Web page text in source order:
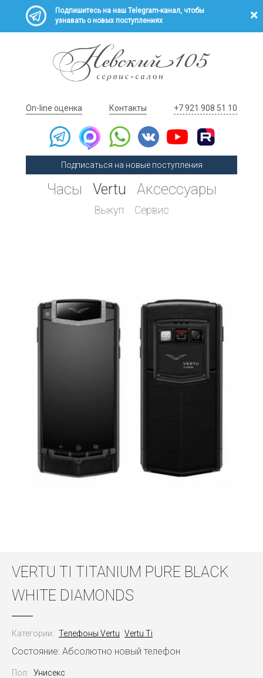
Подпишитесь на наш Telegram-канал, чтобы
узнавать о новых поступлениях
On-line оценка Контакты +7 921 908 51 10
Подписаться на новые поступления
Часы Vertu Аксессуары
Выкуп Сервис
VERTU TI TITANIUM PURE BLACK
WHITE DIAMONDS
Категории: Телефоны Vertu Vertu Ti
Состояние: Абсолютно новый телефон
Пол: Унисекс